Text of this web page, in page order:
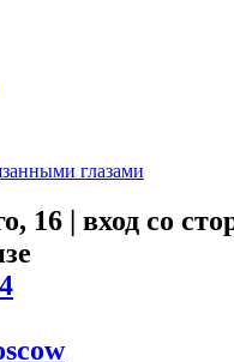
глазами
16 | вход со